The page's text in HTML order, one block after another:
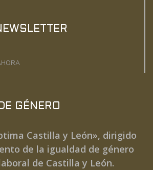
GÉNERO
Castilla y León», dirigido
de la igualdad de género
de Castilla y León.